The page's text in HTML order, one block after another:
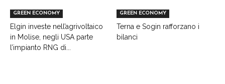
GREEN ECONOMY
Elgin investe nell’agrivoltaico
in Molise, negli USA parte
l’impianto RNG di...
GREEN ECONOMY
Terna e Sogin rafforzano i
bilanci